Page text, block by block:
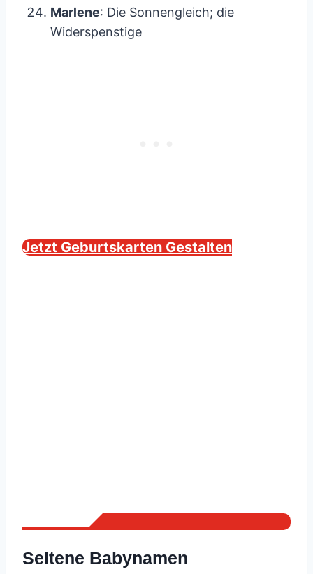
Marlene: Die Sonnengleich; die
Widerspenstige
Jetzt Geburtskarten Gestalten
Seltene Babynamen